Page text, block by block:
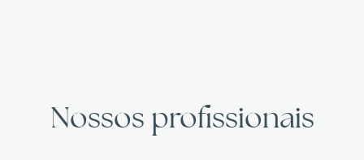
Nossos profissionais